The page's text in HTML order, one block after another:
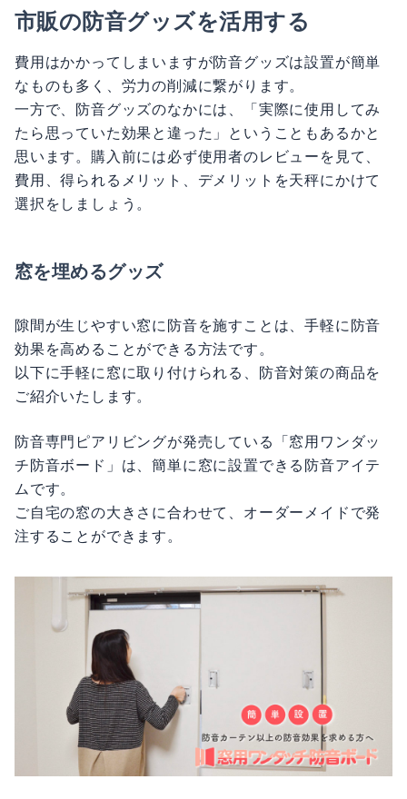
市販の防音グッズを活用する
費用はかかってしまいますが防音グッズは設置が簡単
なものも多く、労力の削減に繋がります。
一方で、防音グッズのなかには、「実際に使用してみ
たら思っていた効果と違った」ということもあるかと
思います。購入前には必ず使用者のレビューを見て、
費用、得られるメリット、デメリットを天秤にかけて
選択をしましょう。
窓を埋めるグッズ
隙間が生じやすい窓に防音を施すことは、手軽に防音
効果を高めることができる方法です。
以下に手軽に窓に取り付けられる、防音対策の商品を
ご紹介いたします。
防音専門ピアリビングが発売している「窓用ワンダッ
チ防音ボード」は、簡単に窓に設置できる防音アイテ
ムです。
ご自宅の窓の大きさに合わせて、オーダーメイドで発
注することができます。